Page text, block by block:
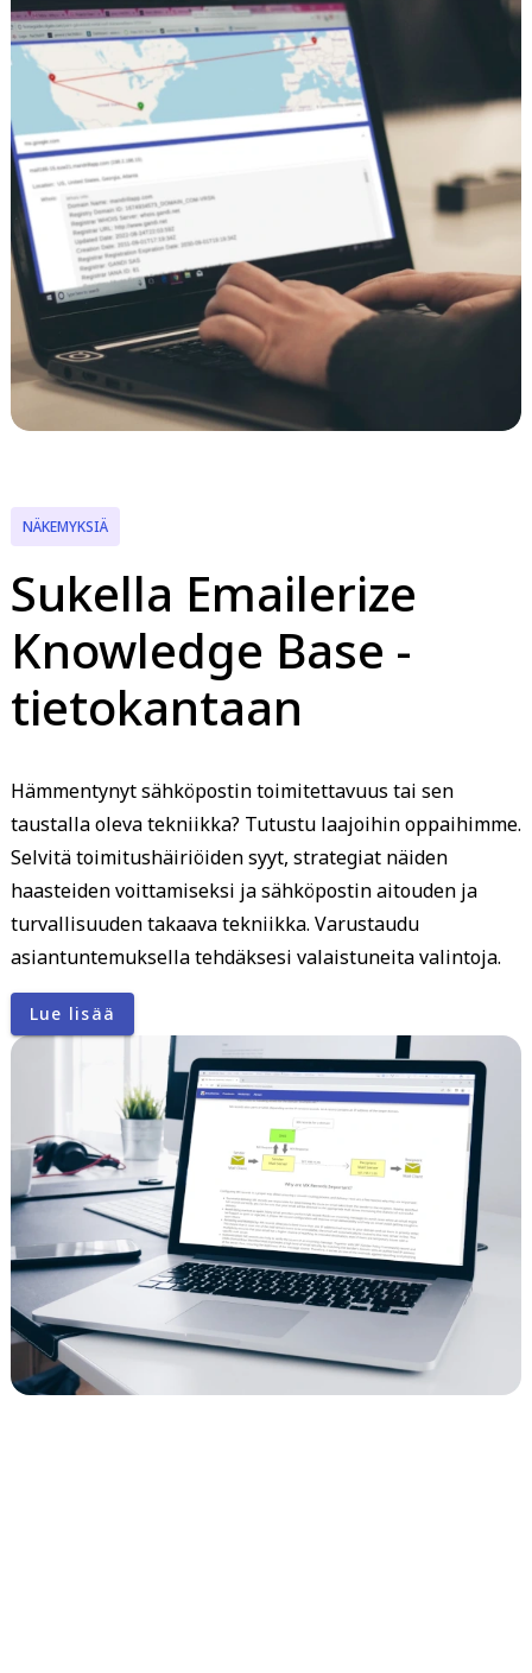
NÄKEMYKSIÄ
Sukella Emailerize
Knowledge Base -
tietokantaan
Hämmentynyt sähköpostin toimitettavuus tai sen
taustalla oleva tekniikka? Tutustu laajoihin oppaihimme.
Selvitä toimitushäiriöiden syyt, strategiat näiden
haasteiden voittamiseksi ja sähköpostin aitouden ja
turvallisuuden takaava tekniikka. Varustaudu
asiantuntemuksella tehdäksesi valaistuneita valintoja.
Lue lisää